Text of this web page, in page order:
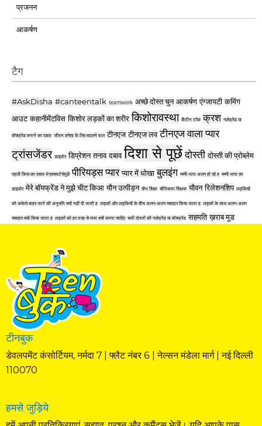
प्रजनन
आकर्षण
टैग
#AskDisha #canteentalk teamwork अच्छे दोस्त चुन आकर्षण एंग्जायटी कमिंग
आउट कहानीमेंटविस किशोर लड़कों का शरीर किशोरावस्था कैंटीन टॉक क्रश गर्लफ्रेंड या
बॉयफ्रेंड बनाने का दबाव जीवन हमेशा के लिए बदलने वाल टीनएज टीनएज लव टीनएज वाला प्यार
ट्रांसजेंडर डाइवोर डिप्रेशन तनाव दबाव दिशा से पूछें दोस्ती दोस्ती की प्रोब्लेम
पहली किस का दबाव #एक्सपर्टसेपूछें पीरियड्स प्यार प्यार में धोखा बुलइंग मम्मी-पापा अलग हो रहे ह मम्मी-पापा का
डाइवोर मेरे बॉयफ्रेंड ने मुझे चीट किआ यौन उत्पीड़न यौन शिक्षा यौनिकता शिक्षक यौवन रिलेशनशिप लड़कियों
को अकेले बाहर जाने की अनुमति क्यों नहीं दी जाती ह लड़कों और लड़कियों के बीच अलग-अलग व्यवहार किया जाता ह लड़कों के साथ अलग-अलग
व्यवहार क्यों किया जाता ह लड़कों को हर तरह से मजा क्यों करना चाहिए सभी दोस्तों की गर्लफ्रेंड या बॉयफ्रेंड सहमति ख़राब मूड
टीनबुक
डेवलपमेंट कंसोर्टियम, नर्मदा 7 | फ्लैट नंबर 6 | नेल्सन मंडेला मार्ग | नई दिल्ली
110070
हमसे जुड़िये